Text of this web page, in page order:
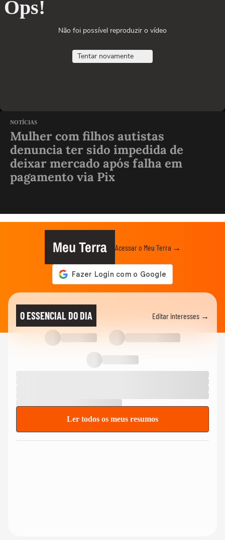
Ops!
Não foi possível reproduzir o vídeo
Tentar novamente
NOTÍCIAS
Mulher com filhos autistas
denuncia ter sido impedida de
deixar mercado após falha em
pagamento via Pix
Meu Terra Acessar o Meu Terra →
O ESSENCIAL DO DIA Editar interesses →
Ler todos os meus resumos